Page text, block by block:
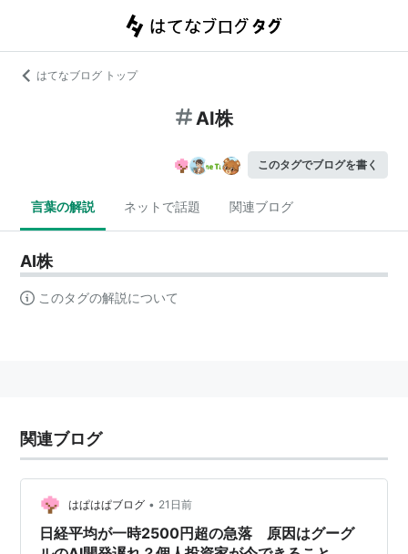
はてなブログ トップ
AI株
このタグでブログを書く
言葉の解説 ネットで話題 関連ブログ
AI株
このタグの解説について
関連ブログ
はぱはぱブログ • 21日前
日経平均が一時2500円超の急落 原因はグーグ